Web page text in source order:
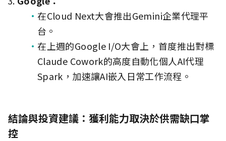
在Cloud Next大會推出Gemini企業代理平
台。
在上週的Google I/O大會上，首度推出對標
Claude Cowork的高度自動化個人AI代理
Spark，加速讓AI嵌入日常工作流程。
結論與投資建議：獲利能力取決於供需缺口掌
控